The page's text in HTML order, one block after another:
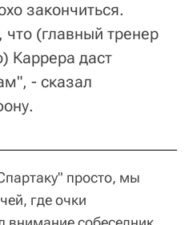
закончиться.
(главный тренер
Каррера даст
- сказал
просто, мы
где очки